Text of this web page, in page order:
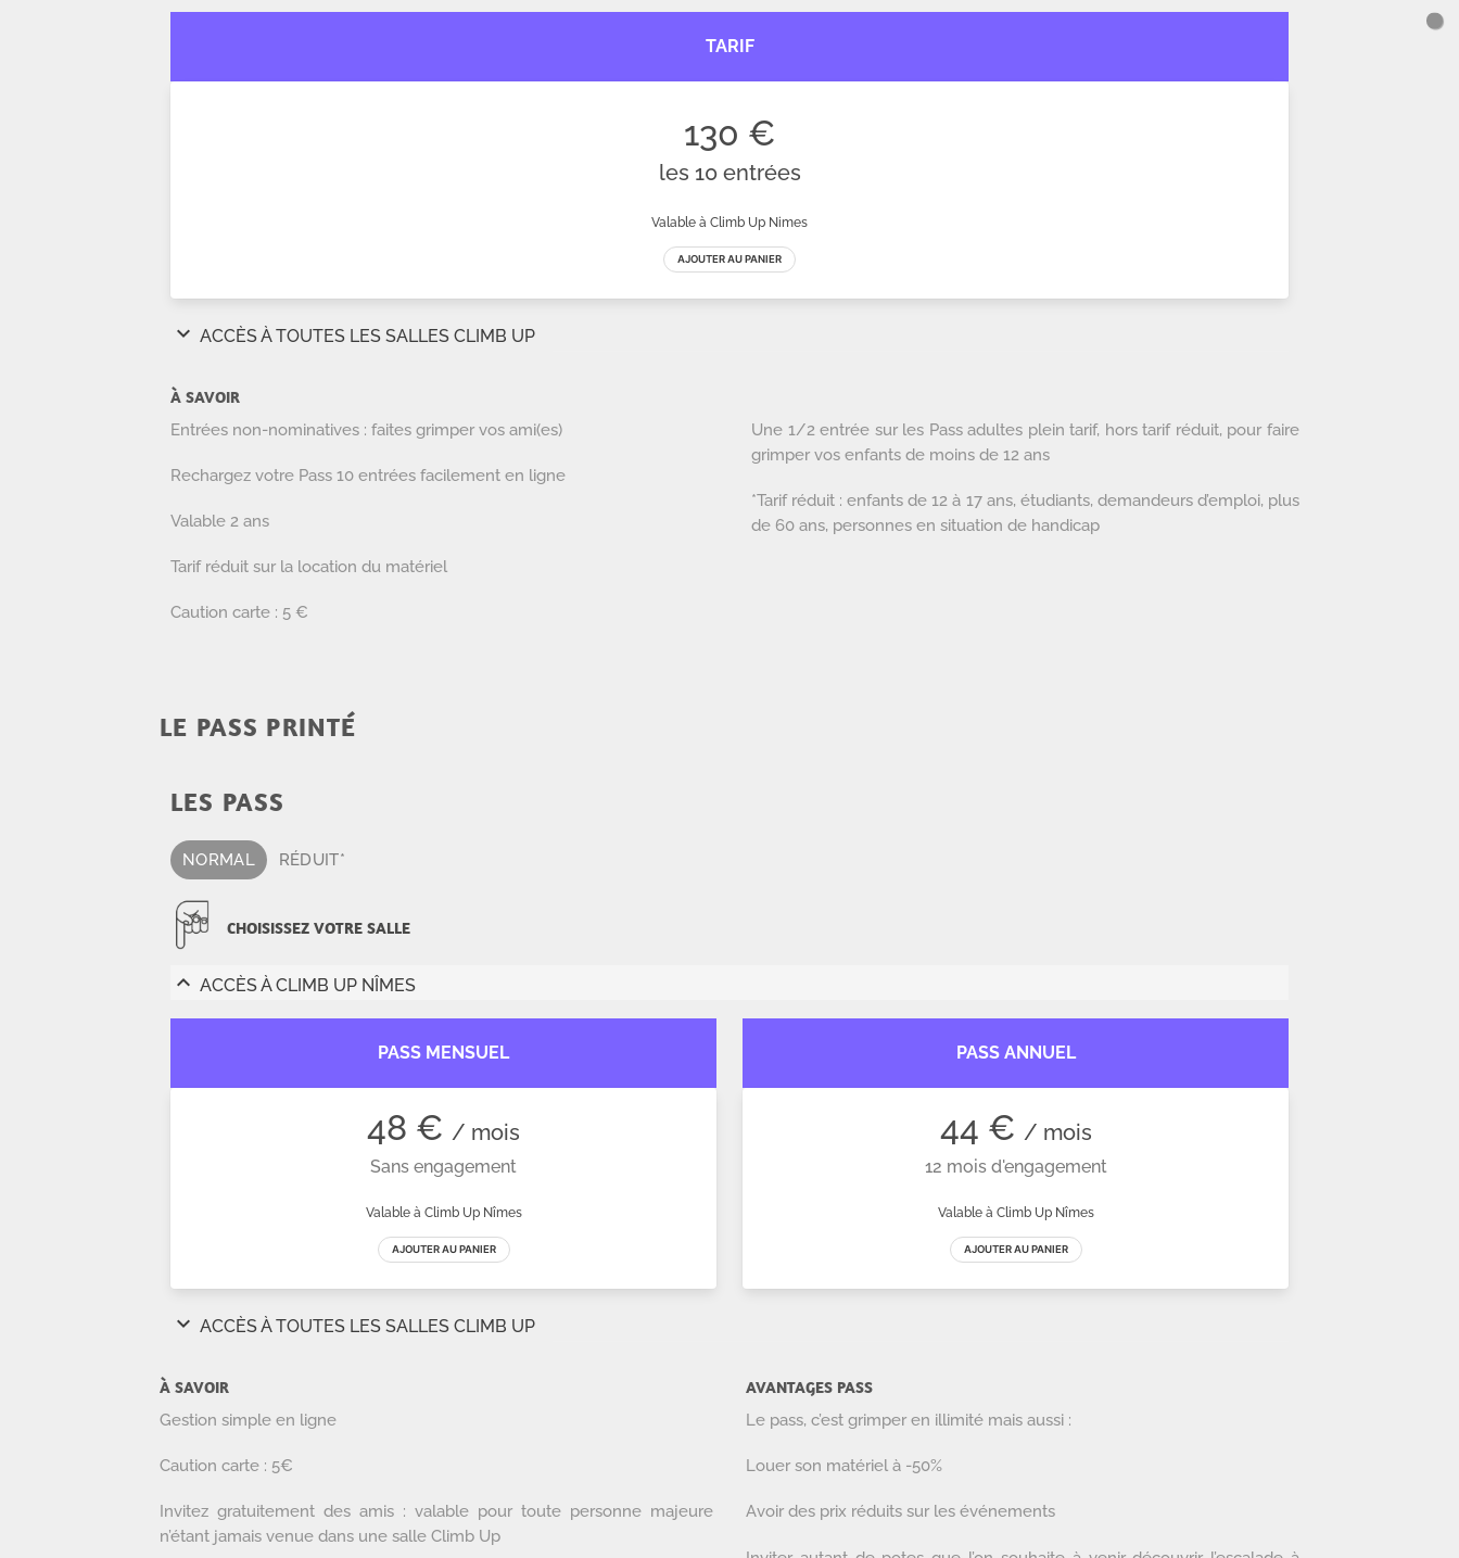
À SAVOIR
Entrées non-nominatives : faites grimper vos ami(es)
Rechargez votre Pass 10 entrées facilement en ligne
Valable 2 ans
Tarif réduit sur la location du matériel
Caution carte : 5 €
Une 1/2 entrée sur les Pass adultes plein tarif, hors tarif réduit, pour faire
grimper vos enfants de moins de 12 ans
*Tarif réduit : enfants de 12 à 17 ans, étudiants, demandeurs d’emploi, plus
de 60 ans, personnes en situation de handicap
LE PASS PRINTÉ
LES PASS
NORMAL RÉDUIT*
CHOISISSEZ VOTRE SALLE
À SAVOIR
Gestion simple en ligne
Caution carte : 5€
Invitez gratuitement des amis : valable pour toute personne majeure
n’étant jamais venue dans une salle Climb Up
AVANTAGES PASS
Le pass, c’est grimper en illimité mais aussi :
Louer son matériel à -50%
Avoir des prix réduits sur les événements